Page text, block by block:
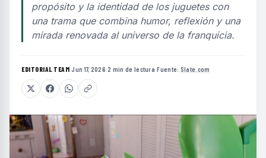
propósito y la identidad de los juguetes con
una trama que combina humor, reflexión y una
mirada renovada al universo de la franquicia.
EDITORIAL TEAM·Jun 17, 2026·2 min de lectura·Fuente: Slate.com